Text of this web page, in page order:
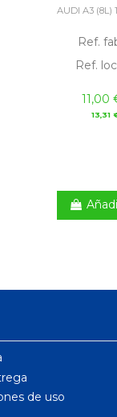
AUDI A3 (8L)
Ref.
Ref.
11,00
13,31
de uso